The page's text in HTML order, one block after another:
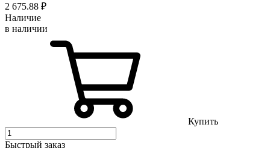
2 675.88 ₽
Наличие
в наличии
Купить
Быстрый заказ